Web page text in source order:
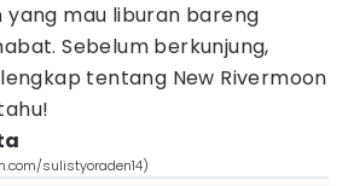
mau liburan bareng
Sebelum berkunjung,
tentang New Rivermoon
sulistyoraden14)